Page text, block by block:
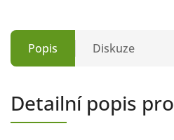
Popis Diskuze
Detailní popis